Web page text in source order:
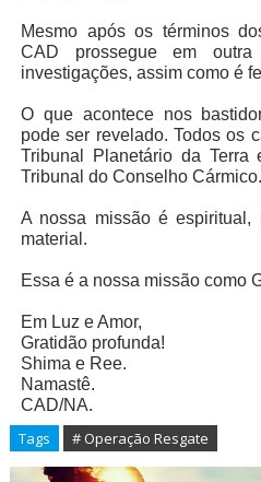
Mesmo após os términos
CAD prossegue em
investigações, assim como é
O que acontece nos
pode ser revelado. Todos os
Tribunal Planetário da
Tribunal do Conselho Cármico.
A nossa missão é
material.
Essa é a nossa missão como
Em Luz e Amor,
Gratidão profunda!
Shima e Ree.
Namastê.
CAD/NA.
Tags # Operação Resgate